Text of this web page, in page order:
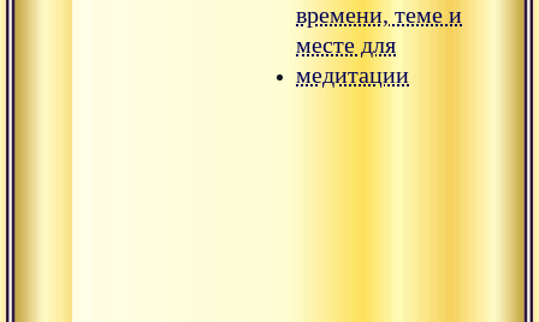
времени, теме и
месте для
медитации